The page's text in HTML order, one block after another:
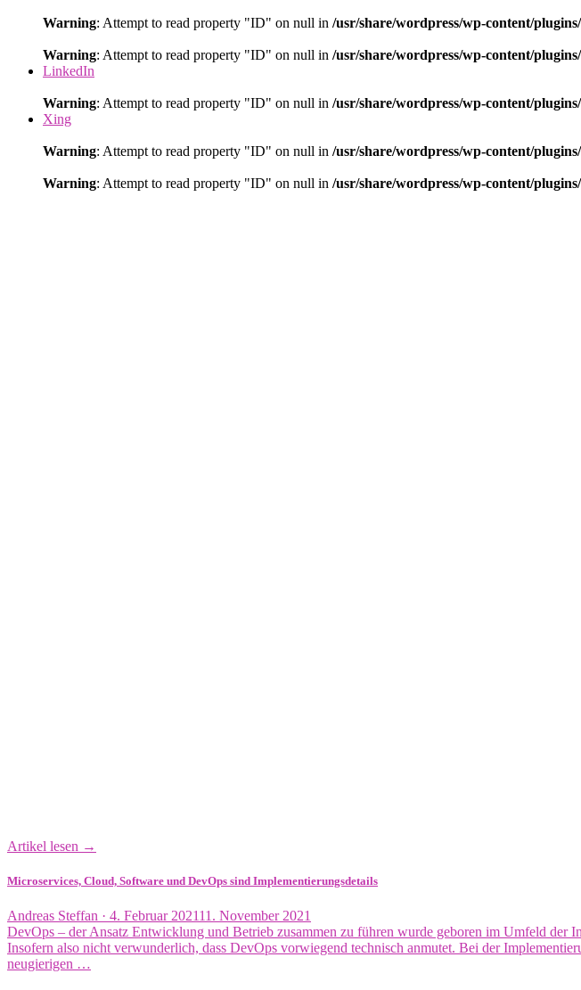
Warning: Attempt to read property "ID" on null in /usr/share/wordpress/wp-content/
Warning: Attempt to read property "ID" on null in /usr/share/wordpress/wp-content/
LinkedIn
Warning: Attempt to read property "ID" on null in /usr/share/wordpress/wp-content/
Xing
Warning: Attempt to read property "ID" on null in /usr/share/wordpress/wp-content/
Warning: Attempt to read property "ID" on null in /usr/share/wordpress/wp-content/
Artikel lesen →
Microservices, Cloud, Software und DevOps sind Implementierungsdetails
Andreas Steffan · Veröffentlicht
am
4. Februar 202111. November 2021
DevOps – der Ansatz Entwicklung und Betrieb zusammen zu führen wurde geboren im Umfeld
Insofern also nicht verwunderlich, dass DevOps vorwiegend technisch anmutet. Bei der
neugierigen …